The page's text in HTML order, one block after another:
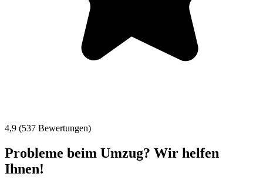
4,9 (537 Bewertungen)
Probleme beim Umzug? Wir helfen
Ihnen!